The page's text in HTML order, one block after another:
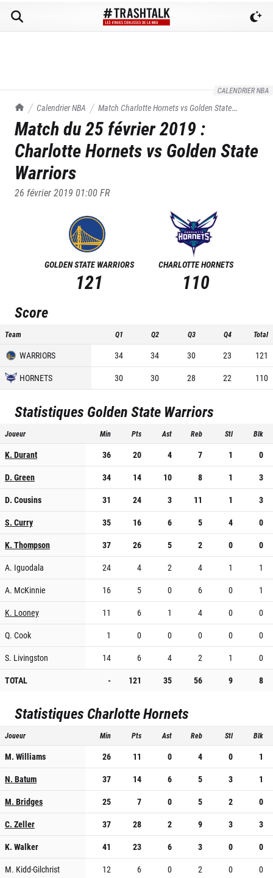
CALENDRIER NBA
TrashTalk Actu NBA
Calendrier NBA Match Charlotte Hornets vsGolden State
Warriors du25/02/2019
Match du25 février 2019 :
Charlotte Hornets vs Golden State
Warriors
26 février 2019 01:00FR
GOLDEN STATE WARRIORS
121
CHARLOTTE HORNETS
110
Score
Team Q1 Q2 Q3 Q4 Total
WARRIORS 34 34 30 23
121
HORNETS
30 30 28 22 110
Statistiques Golden State Warriors
Joueur Min Pts Ast Reb Stl Blk
K. Durant 36 20 4 7 1
0
D. Green
34 14 10 8 1
3
D. Cousins
31 24 3 11 1
3
S. Curry
35 16 6 5 4
0
K. Thompson
37 26 5 2 0
0
A. Iguodala
24 4 2 4 1
1
A. McKinnie
16 5 0 6 0
1
K. Looney
11 6 1 4 0
0
Q. Cook
1 0 0 0 0
0
S. Livingston
14 6 4 2 1
0
TOTAL
- 121 35 56 9 8
Statistiques Charlotte Hornets
Joueur Min Pts Ast Reb Stl Blk
M. Williams 26 11 0 4 0
1
N. Batum
37 14 6 5 3
1
M. Bridges
25 7 0 5 2
0
C. Zeller
37 28 2 9 3
3
K. Walker
41 23 6 3 0
0
M. Kidd-Gilchrist
12 6 0 2 0
0